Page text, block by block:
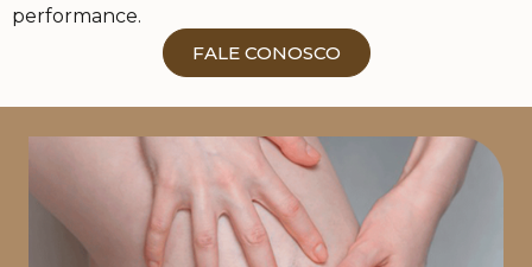
aliando minhas habilidades, experiência e
conhecimento às mais modernas tecnologias,
oferecendo a cada paciente os melhores resultados.
performance.
FALE CONOSCO